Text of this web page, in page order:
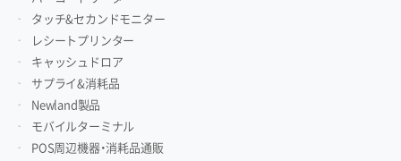
タッチ&セカンドモニター
レシートプリンター
キャッシュドロア
サプライ&消耗品
Newland製品
モバイルターミナル
POS周辺機器・消耗品通販